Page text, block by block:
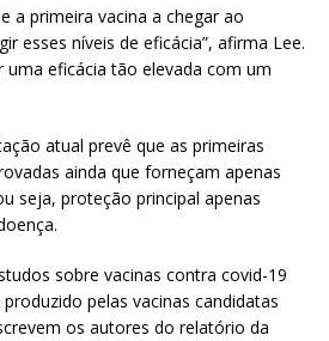
a primeira vacina a chegar ao
esses níveis de eficácia”, afirma Lee.
eficácia tão elevada com um
atual prevê que as primeiras
ainda que forneçam apenas
seja, proteção principal apenas
sobre vacinas contra covid-19
pelas vacinas candidatas
os autores do relatório da